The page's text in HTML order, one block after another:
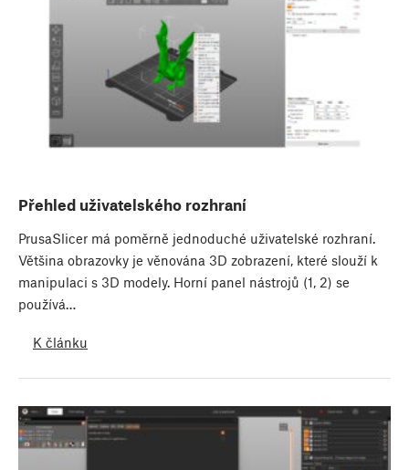
Přehled uživatelského rozhraní
PrusaSlicer má poměrně jednoduché uživatelské rozhraní.
Většina obrazovky je věnována 3D zobrazení, které slouží k
manipulaci s 3D modely. Horní panel nástrojů (1, 2) se
používá…
K článku